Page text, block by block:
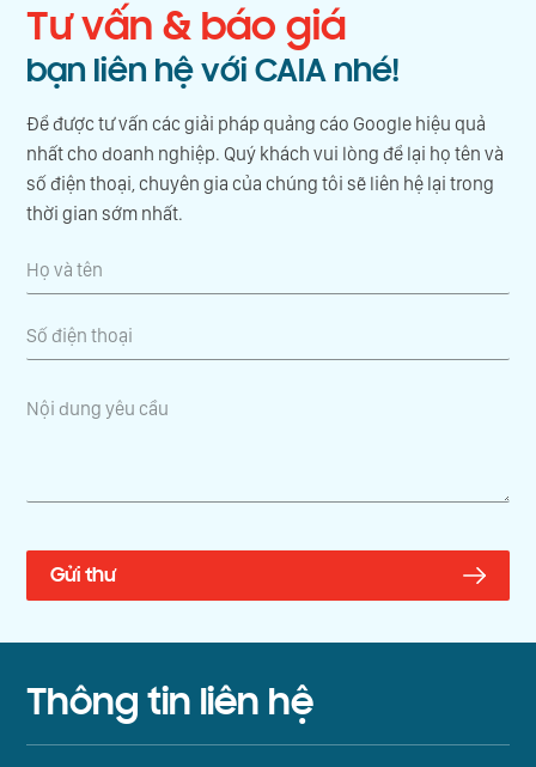
Tư vấn & báo giá
bạn liên hệ với CAIA nhé!
Để được tư vấn các giải pháp quảng cáo Google hiệu quả
nhất cho doanh nghiệp. Quý khách vui lòng để lại họ tên và
số điện thoại, chuyên gia của chúng tôi sẽ liên hệ lại trong
thời gian sớm nhất.
Thông tin liên hệ